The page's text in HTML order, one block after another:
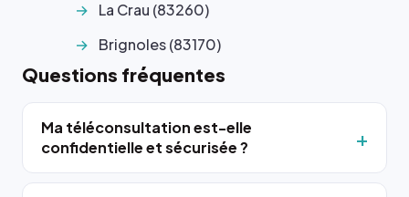
La Crau (83260)
Brignoles (83170)
Questions fréquentes
Ma téléconsultation est-elle
confidentielle et sécurisée ?